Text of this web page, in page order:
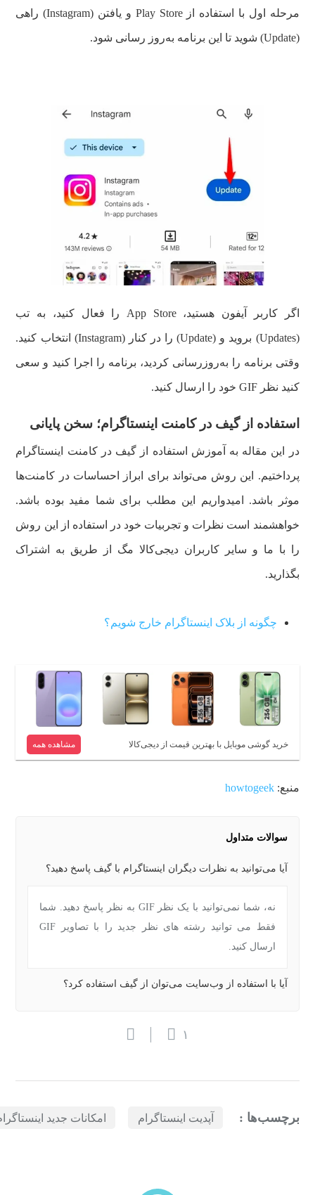
مرحله اول با استفاده از Play Store و یافتن (Instagram) راهی
(Update) شوید تا این برنامه به‌روز رسانی شود.
اگر کاربر آیفون هستید، App Store را فعال کنید، به تب
(Updates) بروید و (Update) را در کنار (Instagram) انتخاب کنید.
وقتی برنامه را به‌روزرسانی کردید، برنامه را اجرا کنید و سعی
کنید نظر GIF خود را ارسال کنید.
استفاده از گیف در کامنت اینستاگرام؛ سخن پایانی
در این مقاله به آموزش استفاده از گیف در کامنت اینستاگرام
پرداختیم. این روش می‌تواند برای ابراز احساسات در کامنت‌ها
موثر باشد. امیدواریم این مطلب برای شما مفید بوده باشد.
خواهشمند است نظرات و تجربیات خود در استفاده از این روش
را با ما و سایر کاربران دیجی‌کالا مگ از طریق به اشتراک
بگذارید.
چگونه از بلاک اینستاگرام خارج شویم؟
خرید گوشی موبایل با بهترین قیمت از دیجی‌کالا مشاهده همه
منبع:howtogeek
سوالات متداول
آیا می‌توانید به نظرات دیگران اینستاگرام با گیف پاسخ دهید؟
نه، شما نمی‌توانید با یک نظر GIF به نظر پاسخ دهید. شما
فقط می توانید رشته های نظر جدید را با تصاویر GIF
ارسال کنید.
آیا با استفاده از وب‌سایت می‌توان از گیف استفاده کرد؟
۱
برچسب‌ها : آپدیت اینستاگرام امکانات جدید